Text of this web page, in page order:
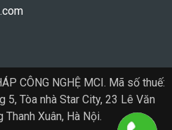
CÔNG NGHỆ MCI. Mã số thuế:
Tòa nhà Star City, 23 Lê Văn
Xuân, Hà Nội.